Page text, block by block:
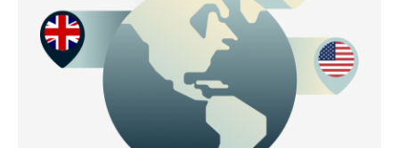
Er det sikkert at bruge en gratis VPN til Estland?
Download en VPN til Estland på alle dine enheder
Privatliv på internettet i Estland